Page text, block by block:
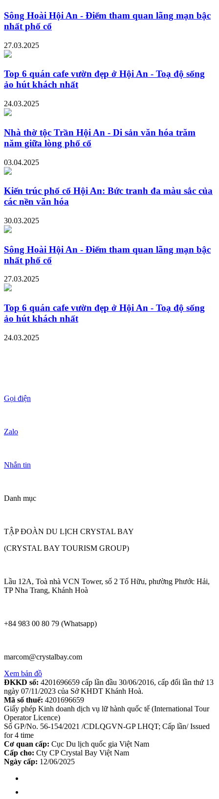
Sông Hoài Hội An - Điểm tham quan lãng mạn bậc
nhất phố cổ
27.03.2025
Top 6 quán cafe vườn đẹp ở Hội An - Toạ độ sống
ảo hút khách nhất
24.03.2025
Nhà thờ tộc Trần Hội An - Di sản văn hóa trăm
năm giữa lòng phố cổ
03.04.2025
Kiến trúc phố cổ Hội An: Bức tranh đa màu sắc của
các nền văn hóa
30.03.2025
Sông Hoài Hội An - Điểm tham quan lãng mạn bậc
nhất phố cổ
27.03.2025
Top 6 quán cafe vườn đẹp ở Hội An - Toạ độ sống
ảo hút khách nhất
24.03.2025
Gọi điện
Zalo
Nhắn tin
Danh mục
TẬP ĐOÀN DU LỊCH CRYSTAL BAY
(CRYSTAL BAY TOURISM GROUP)
Lầu 12A, Toà nhà VCN Tower, số 2 Tố Hữu, phường Phước Hải,
TP Nha Trang, Khánh Hoà
+84 983 00 80 79 (Whatsapp)
marcom@crystalbay.com
Xem bản đồ
ĐKKD số: 4201696659 cấp lần đầu 30/06/2016, cấp đổi lần thứ 13
ngày 07/11/2023 của Sở KHDT Khánh Hoà.
Mã số thuế: 4201696659
Giấy phép Kinh doanh dịch vụ lữ hành quốc tế (International Tour
Operator Licence)
Số GP/No. 56-154/2021 /CDLQGVN-GP LHQT; Cấp lần/ Issued
for 4 time
Cơ quan cấp: Cục Du lịch quốc gia Việt Nam
Cấp cho: Cty CP Crystal Bay Việt Nam
Ngày cấp: 12/06/2025